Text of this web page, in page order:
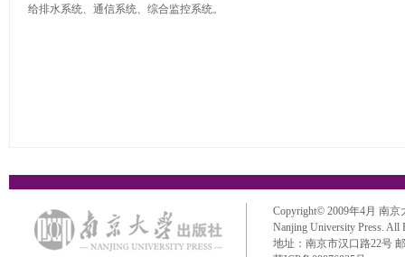
给排水系统、通信系统、综合监控系统。
Copyright© 2009年4月 南京
Nanjing University Press. All
地址：南京市汉口路22号